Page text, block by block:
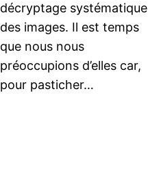
décryptage systématique
des images. Il est temps
que nous nous
préoccupions d’elles car,
pour pasticher…